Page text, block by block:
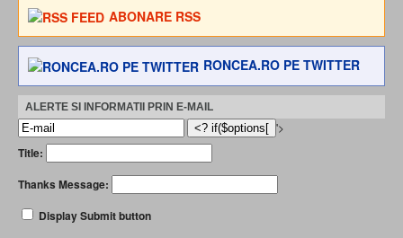
ABONARE RSS
RONCEA.RO PE TWITTER
ALERTE SI INFORMATII PRIN E-MAIL
'>
Title:
Thanks Message:
Display Submit button